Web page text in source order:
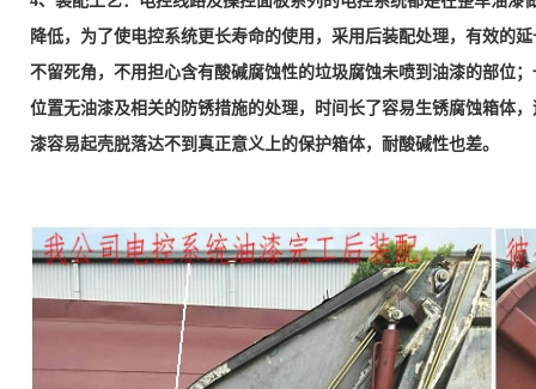
降低，为了使电控系统更长寿命的使用，采用后装配处理，有效的
不留死角，不用担心含有酸碱腐蚀性的垃圾腐蚀未喷到油漆的部位
位置无油漆及相关的防锈措施的处理，时间长了容易生锈腐蚀箱体
漆容易起壳脱落达不到真正意义上的保护箱体，耐酸碱性也差。